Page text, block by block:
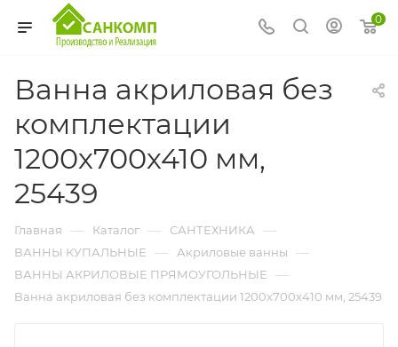
0
Ванна акриловая без
комплектации
1200х700х410 мм,
25439
Главная — Каталог — САНТЕХНИКА —
ВАННЫ КУПАЛЬНЫЕ — Акриловые ванны —
ВАННЫ АКРИЛОВЫЕ ПРЯМОУГОЛЬНЫЕ —
Ванна акриловая без комплектации 1200х700х410 мм, 25439